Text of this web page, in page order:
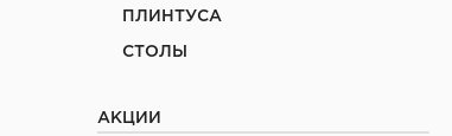
ПЛИНТУСА
СТОЛЫ
АКЦИИ